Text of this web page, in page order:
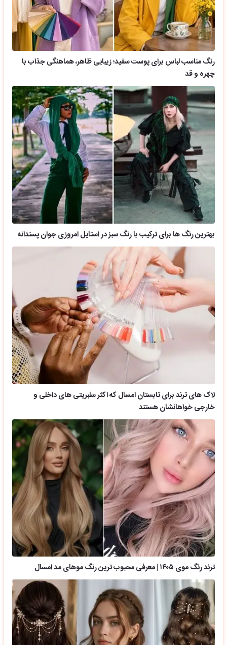
رنگ مناسب لباس برای پوست سفید؛ زیبایی ظاهر، هماهنگی جذاب با
چهره و قد
بهترین رنگ ها برای ترکیب با رنگ سبز در استایل امروزی جوان پسندانه
لاک های ترند برای تابستان امسال که اکثر سلبریتی های داخلی و
خارجی خواهانشان هستند
ترند رنگ موی ۱۴۰۵ | معرفی محبوب ترین رنگ موهای مد امسال